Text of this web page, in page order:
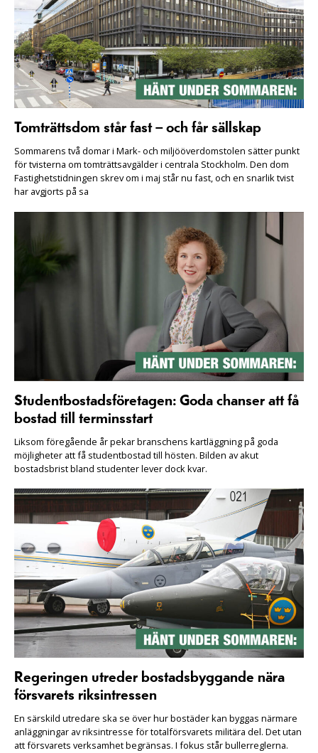
Tomträttsdom står fast – och får sällskap
Sommarens två domar i Mark- och miljööverdomstolen sätter punkt
för tvisterna om tomträttsavgälder i centrala Stockholm. Den dom
Fastighetstidningen skrev om i maj står nu fast, och en snarlik tvist
har avgjorts på sa
Studentbostadsföretagen: Goda chanser att få
bostad till terminsstart
Liksom föregående år pekar branschens kartläggning på goda
möjligheter att få studentbostad till hösten. Bilden av akut
bostadsbrist bland studenter lever dock kvar.
Regeringen utreder bostadsbyggande nära
försvarets riksintressen
En särskild utredare ska se över hur bostäder kan byggas närmare
anläggningar av riksintresse för totalförsvarets militära del. Det utan
att försvarets verksamhet begränsas. I fokus står bullerreglerna.